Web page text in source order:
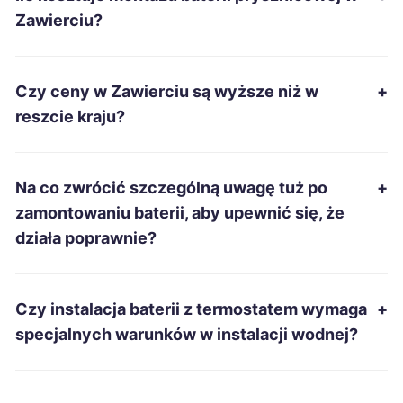
Żary 229 zł
Wodzisław Śląski
Jarosław 232 zł
Słupsk 232 zł
Zawierciu?
Czy ceny w Zawierciu są wyższe niż w
reszcie kraju?
+
Na co zwrócić szczególną uwagę tuż po
zamontowaniu baterii, aby upewnić się, że
działa poprawnie?
+
Czy instalacja baterii z termostatem wymaga
specjalnych warunków w instalacji wodnej?
+